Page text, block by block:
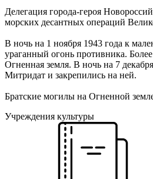
Делегация города-героя
морских десантных операций
В ночь на 1 ноября 1943 года к
ураганный огонь противника.
Огненная земля. В ночь на 7
Митридат и закрепились на ней.
Братские могилы на Огненной
Учреждения культуры